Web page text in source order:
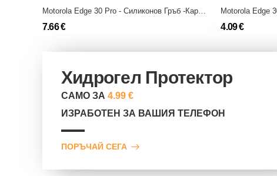
7.66 € 4.09 €
Хидрогел Протектор
САМО ЗА 4.99 €
ИЗРАБОТЕН ЗА ВАШИЯ ТЕЛЕФОН
ПОРЪЧАЙ СЕГА